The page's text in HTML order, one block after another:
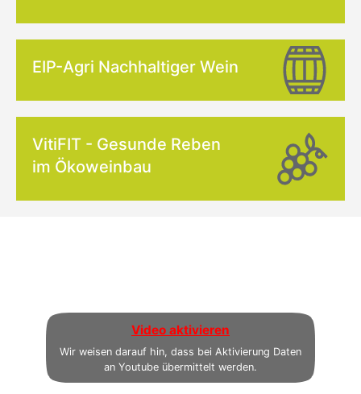
EIP-Agri Nachhaltiger Wein
VitiFIT - Gesunde Reben
im Ökoweinbau
Video aktivieren
Wir weisen darauf hin, dass bei Aktivierung Daten
an Youtube übermittelt werden.